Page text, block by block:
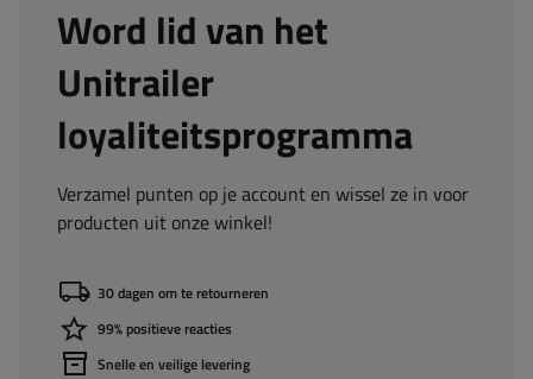
Word lid van het
Unitrailer
loyaliteitsprogramma
Verzamel punten op je account en wissel ze in voor
producten uit onze winkel!
30 dagen om te retourneren
99% positieve reacties
Snelle en veilige levering